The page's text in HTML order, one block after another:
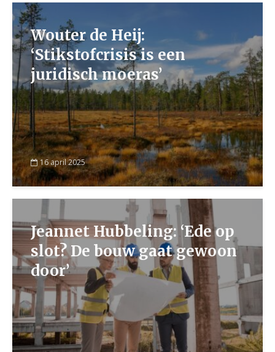
Wouter de Heij:
‘Stikstofcrisis is een
juridisch moeras’
16 april 2025
Jeannet Hubbeling: ‘Ede op
slot? De bouw gaat gewoon
door’